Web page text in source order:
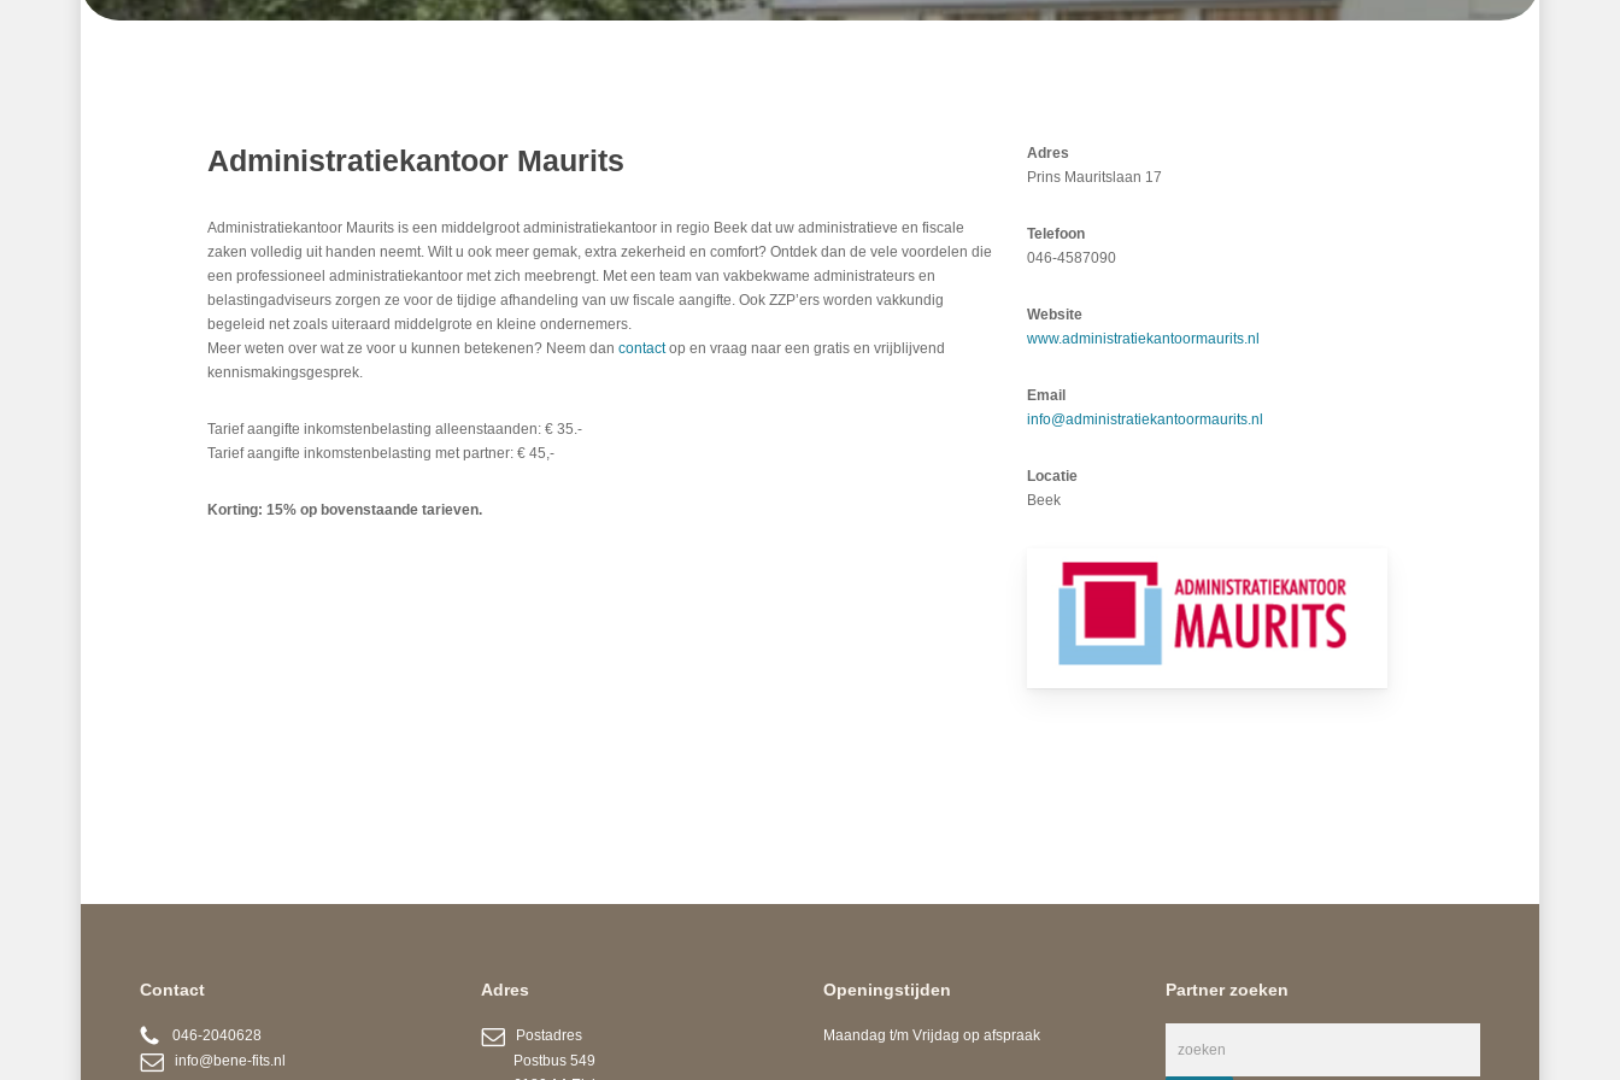
Administratiekantoor Maurits
Administratiekantoor Maurits is een middelgroot administratiekantoor in regio Beek dat uw administratieve en fiscale
zaken volledig uit handen neemt. Wilt u ook meer gemak, extra zekerheid en comfort? Ontdek dan de vele voordelen die
een professioneel administratiekantoor met zich meebrengt. Met een team van vakbekwame administrateurs en
belastingadviseurs zorgen ze voor de tijdige afhandeling van uw fiscale aangifte. Ook ZZP’ers worden vakkundig
begeleid net zoals uiteraard middelgrote en kleine ondernemers.
Meer weten over wat ze voor u kunnen betekenen? Neem dancontactop en vraag naar een gratis en vrijblijvend
kennismakingsgesprek.
Tarief aangifte inkomstenbelasting alleenstaanden: € 35.-
Tarief aangifte inkomstenbelasting met partner: € 45,-
Korting: 15% op bovenstaande tarieven.
Adres
Prins Mauritslaan 17
Telefoon
046-4587090
Website
www.administratiekantoormaurits.nl
Email
info@administratiekantoormaurits.nl
Locatie
Beek
Contact
046-2040628
info@bene-fits.nl
Adres
Postadres
Postbus 549
Openingstijden
Maandag t/m Vrijdag op afspraak
Partner zoeken